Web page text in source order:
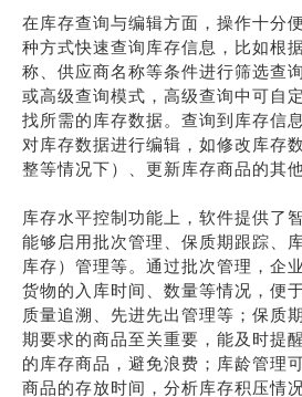
在库存查询与编辑方面，操作十分
种方式快速查询库存信息，比如根
称、供应商名称等条件进行筛选查
或高级查询模式，高级查询中可自
找所需的库存数据。查询到库存信
对库存数据进行编辑，如修改库存
整等情况下）、更新库存商品的其
库存水平控制功能上，软件提供了
能够启用批次管理、保质期跟踪、
库存）管理等。通过批次管理，企
货物的入库时间、数量等情况，便
质量追溯、先进先出管理等；保质
期要求的商品至关重要，能及时提
的库存商品，避免浪费；库龄管理
商品的存放时间，分析库存积压情